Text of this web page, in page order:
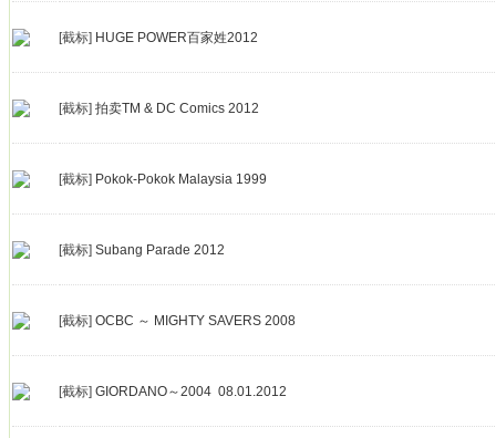
[截标] HUGE POWER百家姓2012
[截标] 拍卖TM & DC Comics 2012
[截标] Pokok-Pokok Malaysia 1999
[截标] Subang Parade 2012
[截标] OCBC ～ MIGHTY SAVERS 2008
[截标] GIORDANO～2004 08.01.2012